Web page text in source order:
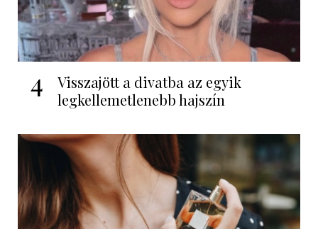
4
Visszajött a divatba az egyik
legkellemetlenebb hajszín